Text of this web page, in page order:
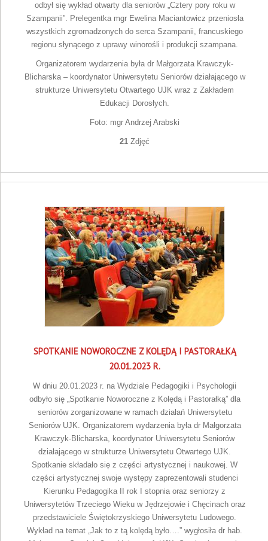
odbył się wykład otwarty dla seniorów „Cztery pory roku w
Szampanii”. Prelegentka mgr Ewelina Maciantowicz przeniosła
wszystkich zgromadzonych do serca Szampanii, francuskiego
regionu słynącego z uprawy winorośli i produkcji szampana.
Organizatorem wydarzenia była dr Małgorzata Krawczyk-
Blicharska – koordynator Uniwersytetu Seniorów działającego w
strukturze Uniwersytetu Otwartego UJK wraz z Zakładem
Edukacji Dorosłych.
Foto: mgr Andrzej Arabski
21 Zdjęć
SPOTKANIE NOWOROCZNE Z KOLĘDĄ I PASTORAŁKĄ
20.01.2023 R.
W dniu 20.01.2023 r. na Wydziale Pedagogiki i Psychologii
odbyło się „Spotkanie Noworoczne z Kolędą i Pastorałką” dla
seniorów zorganizowane w ramach działań Uniwersytetu
Seniorów UJK. Organizatorem wydarzenia była dr Małgorzata
Krawczyk-Blicharska, koordynator Uniwersytetu Seniorów
działającego w strukturze Uniwersytetu Otwartego UJK.
Spotkanie składało się z części artystycznej i naukowej. W
części artystycznej swoje występy zaprezentowali studenci
Kierunku Pedagogika II rok I stopnia oraz seniorzy z
Uniwersytetów Trzeciego Wieku w Jędrzejowie i Chęcinach oraz
przedstawiciele Świętokrzyskiego Uniwersytetu Ludowego.
Wykład na temat „Jak to z tą kolędą było….” wygłosiła dr hab.